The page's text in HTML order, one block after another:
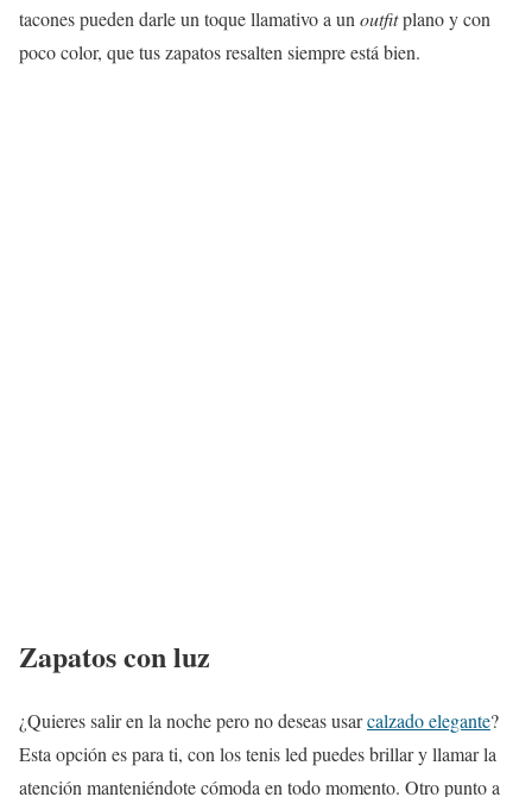
tacones pueden darle un toque llamativo a un outfitplano y con
poco color, que tus zapatos resalten siempre está bien.
Zapatos con luz
¿Quieres salir en la noche pero no deseas usarcalzado elegante?
Esta opción es para ti, con los tenis led puedes brillar y llamar la
atención manteniéndote cómoda en todo momento. Otro punto a